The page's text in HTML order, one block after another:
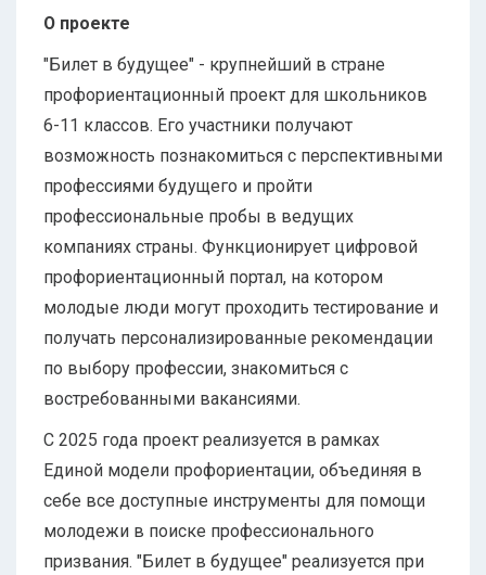
О проекте
"Билет в будущее" - крупнейший в стране
профориентационный проект для школьников
6-11 классов. Его участники получают
возможность познакомиться с перспективными
профессиями будущего и пройти
профессиональные пробы в ведущих
компаниях страны. Функционирует цифровой
профориентационный портал, на котором
молодые люди могут проходить тестирование и
получать персонализированные рекомендации
по выбору профессии, знакомиться с
востребованными вакансиями.
С 2025 года проект реализуется в рамках
Единой модели профориентации, объединяя в
себе все доступные инструменты для помощи
молодежи в поиске профессионального
призвания. "Билет в будущее" реализуется при